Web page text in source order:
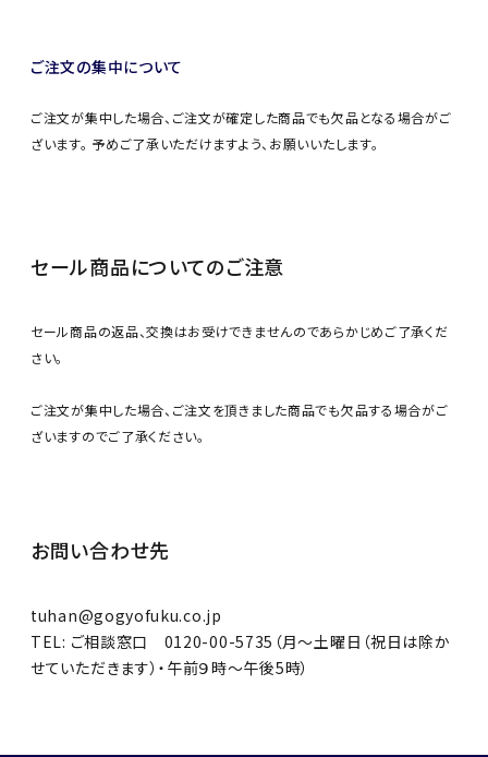
ご注文の集中について
ご注文が集中した場合、ご注文が確定した商品でも欠品となる場合がご
ざいます。 予めご了承いただけますよう、お願いいたします。
セール商品についてのご注意
セール商品の返品、交換はお受けできませんのであらかじめご了承くだ
さい。
ご注文が集中した場合、ご注文を頂きました商品でも欠品する場合がご
ざいますのでご了承ください。
お問い合わせ先
tuhan@gogyofuku.co.jp
ご相談窓口 0120-00-5735（月～土曜日（祝日は除か
せていただきます）・午前９時～午後5時）